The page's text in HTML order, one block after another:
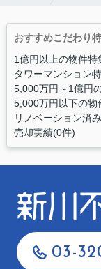
おすすめこだわり
1億円以上の物件特
タワーマンション
5,000万円～1億円
5,000万円以下の物
リノベーション済
売却実績(0件)
03-